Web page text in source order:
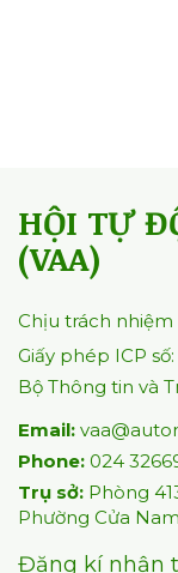
HỘI TỰ
(VAA)
Chịu trách
Giấy phép ICP
Bộ Thông tin và
Email:
Phone: 024
Trụ sở: Phòng
Phường Cửa
Đăng kí nhận